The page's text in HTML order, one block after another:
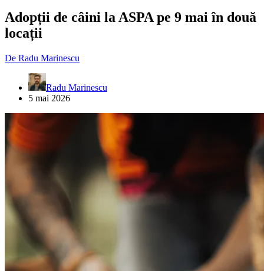
Adopții de câini la ASPA pe 9 mai în două
locații
De Radu Marinescu
Radu Marinescu
5 mai 2026